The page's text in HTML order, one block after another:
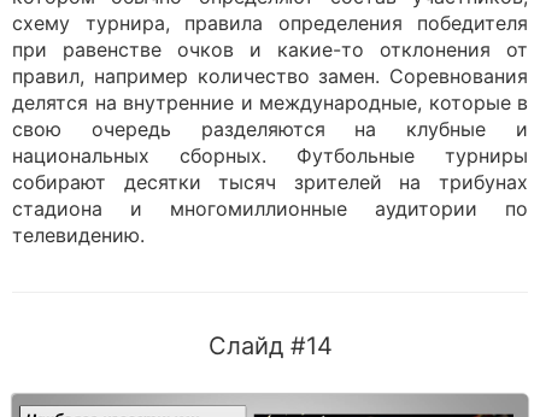
схему турнира, правила определения победителя
при равенстве очков и какие-то отклонения от
правил, например количество замен. Соревнования
делятся на внутренние и международные, которые в
свою очередь разделяются на клубные и
национальных сборных. Футбольные турниры
собирают десятки тысяч зрителей на трибунах
стадиона и многомиллионные аудитории по
телевидению.
Слайд #14